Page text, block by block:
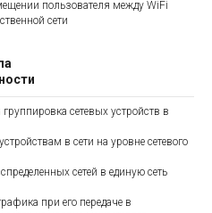
пользователя между WiFi
сети
сетевых устройств в
в сети на уровне сетевого
сетей в единую сеть
при его передаче в